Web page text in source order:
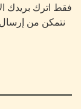
فقط اترك بريدك
نتمكن من